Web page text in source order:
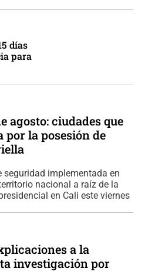
días
para
agosto: ciudades que
la posesión de
seguridad implementada en
nacional a raíz de la
en Cali este viernes
a la
investigación por